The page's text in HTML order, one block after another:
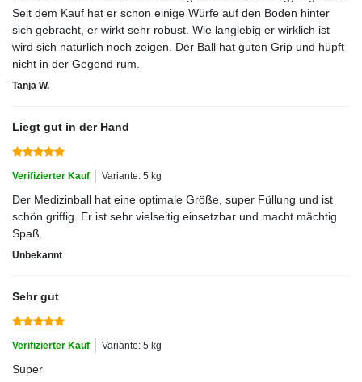
Seit dem Kauf hat er schon einige Würfe auf den Boden hinter
sich gebracht, er wirkt sehr robust. Wie langlebig er wirklich ist
wird sich natürlich noch zeigen. Der Ball hat guten Grip und hüpft
nicht in der Gegend rum.
Tanja W.
Liegt gut in der Hand
Verifizierter Kauf Variante: 5 kg
Der Medizinball hat eine optimale Größe, super Füllung und ist
schön griffig. Er ist sehr vielseitig einsetzbar und macht mächtig
Spaß.
Unbekannt
Sehr gut
Verifizierter Kauf Variante: 5 kg
Super